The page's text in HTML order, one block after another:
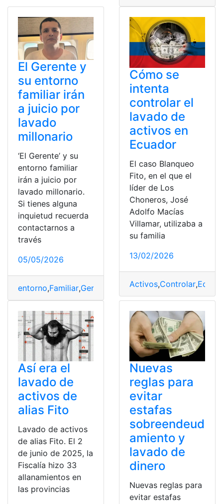
El Gerente y
su entorno
familiar irán
a juicio por
lavado
millonario
‘El Gerente’ y su
entorno familiar
irán a juicio por
lavado millonario.
Si tienes alguna
inquietud recuerda
contactarnos a
través
05/05/2026
entorno,Familiar,Gerente Juicio,Lavado,Millonario
Cómo se
intenta
controlar el
lavado de
activos en
Ecuador
El caso Blanqueo
Fito, en el que el
líder de Los
Choneros, José
Adolfo Macías
Villamar, utilizaba a
su familia
13/02/2026
Activos,Controlar,
Así era el
lavado de
activos de
alias Fito
Lavado de activos
de alias Fito. El 2
de junio de 2025, la
Fiscalía hizo 33
allanamientos en
las provincias
Nuevas
reglas para
evitar
estafas
sobreendeud
amiento y
lavado de
dinero
Nuevas reglas para
evitar estafas